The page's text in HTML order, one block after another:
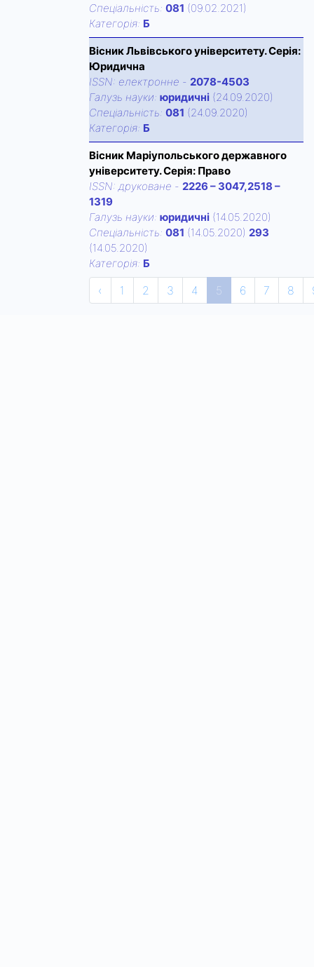
Спецiальнiсть: 081 (09.02.2021)
Категорiя: Б
Вісник Львівського університету. Серія:
Юридична
ISSN: електронне - 2078-4503
Галузь науки: юридичні (24.09.2020)
Спецiальнiсть: 081 (24.09.2020)
Категорiя: Б
Вісник Маріупольського державного
університету. Серія: Право
ISSN: друковане - 2226 – 3047,2518 –
1319
Галузь науки: юридичні (14.05.2020)
Спецiальнiсть: 081 (14.05.2020) 293
(14.05.2020)
Категорiя: Б
‹ 1 2 3 4 5 6 7 8